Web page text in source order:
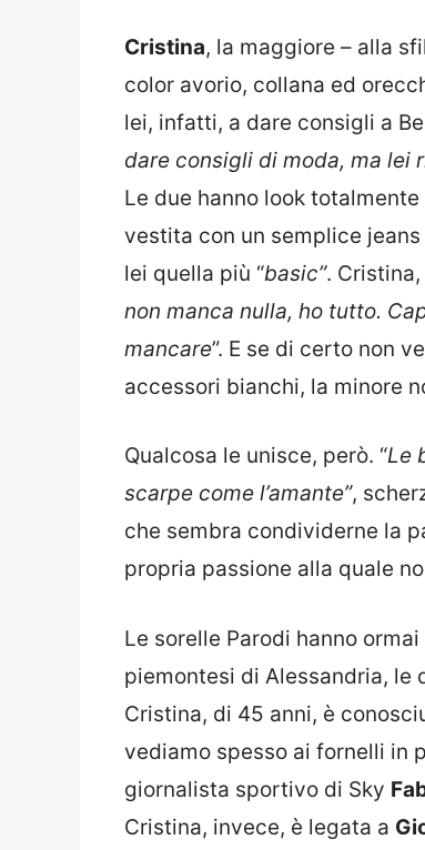
Cristina, la maggiore – alla
color avorio, collana ed
lei, infatti, a dare consigli a
dare consigli di moda, ma lei
Le due hanno look
vestita con un semplice
lei quella più “basic”.
non manca nulla, ho tutto.
mancare”. E se di certo non
accessori bianchi, la minore
Qualcosa le unisce, però. “Le
scarpe come l’amante”,
che sembra condividerne la
propria passione alla quale
Le sorelle Parodi hanno
piemontesi di Alessandria, le
Cristina, di 45 anni, è
vediamo spesso ai fornelli in
giornalista sportivo di Sky
Cristina, invece, è legata a